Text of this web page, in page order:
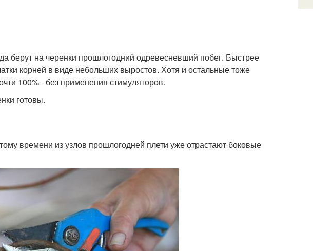
берут на черенки прошлогодний одревесневший побег. Быстрее
корней в виде небольших выростов. Хотя и остальные тоже
100% - без применения стимуляторов.
готовы.
времени из узлов прошлогодней плети уже отрастают боковые